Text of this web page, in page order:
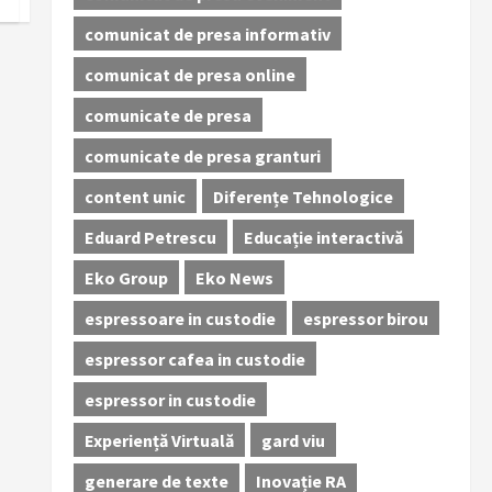
comunicat de presa informativ
comunicat de presa online
comunicate de presa
comunicate de presa granturi
content unic
Diferențe Tehnologice
Eduard Petrescu
Educație interactivă
Eko Group
Eko News
espressoare in custodie
espressor birou
espressor cafea in custodie
espressor in custodie
Experiență Virtuală
gard viu
generare de texte
Inovație RA